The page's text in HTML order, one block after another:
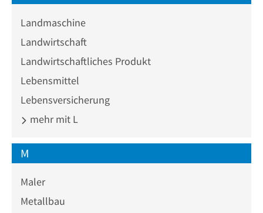
Landmaschine
Landwirtschaft
Landwirtschaftliches Produkt
Lebensmittel
Lebensversicherung
mehr mit L
M
Maler
Metallbau